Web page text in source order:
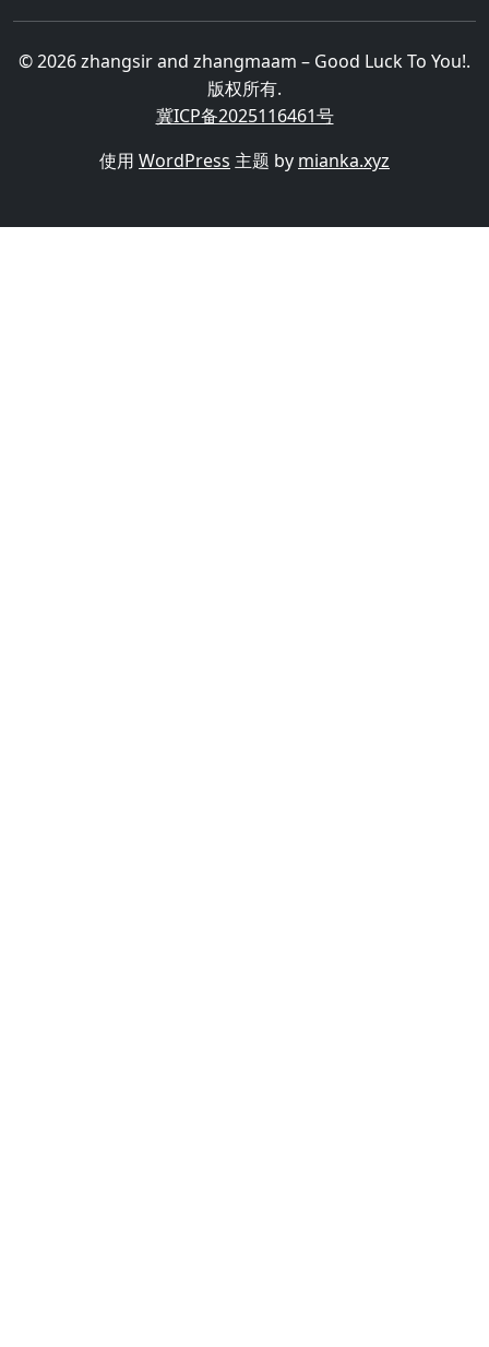
© 2026 zhangsir and zhangmaam – Good Luck To You!.
版权所有.
冀ICP备2025116461号
使用 WordPress 主题 by mianka.xyz